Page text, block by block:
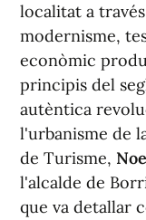
localitat a
modernisme,
econòmic
principis del
autèntica
l'urbanisme de
de Turisme,
l'alcalde de
que va detallar